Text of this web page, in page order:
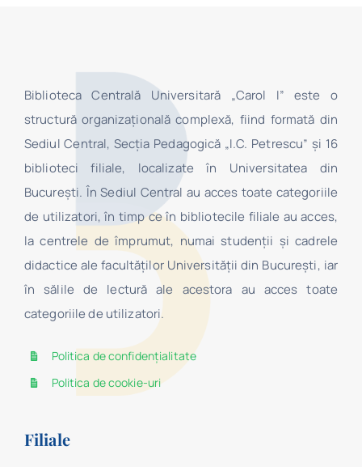
Biblioteca Centrală Universitară „Carol I” este o
structură organizaţională complexă, fiind formată din
Sediul Central, Secţia Pedagogică „I.C. Petrescu” şi 16
biblioteci filiale, localizate în Universitatea din
Bucureşti. În Sediul Central au acces toate categoriile
de utilizatori, în timp ce în bibliotecile filiale au acces,
la centrele de împrumut, numai studenţii şi cadrele
didactice ale facultăților Universității din București, iar
în sălile de lectură ale acestora au acces toate
categoriile de utilizatori.
Politica de confidențialitate
Politica de cookie-uri
Filiale